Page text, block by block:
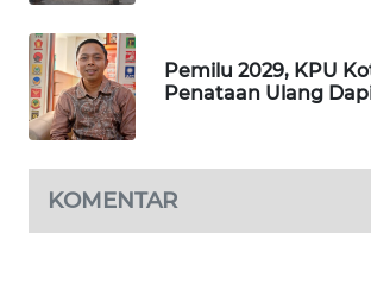
Pemilu 2029, KPU
Penataan Ulang
KOMENTAR
BERAMPU
NEWS
ANUGERAH
NEWS